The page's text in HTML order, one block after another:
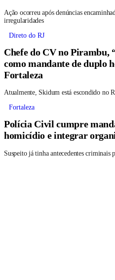
Ação ocorreu após denúncias
irregularidades
Direto do RJ
Chefe do CV no Pirambu,
como mandante de duplo
Fortaleza
Atualmente, Skidum está escondido no
Fortaleza
Polícia Civil cumpre
homicídio e integrar
Suspeito já tinha antecedentes criminais